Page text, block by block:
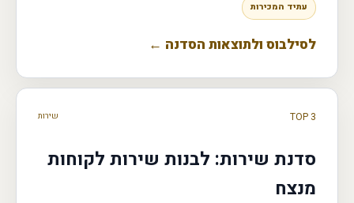
עתיד המכירות
לסילבוס ולתוצאות הסדנה ←
TOP 3 שירות
סדנת שירות: לבנות שירות לקוחות
מנצח